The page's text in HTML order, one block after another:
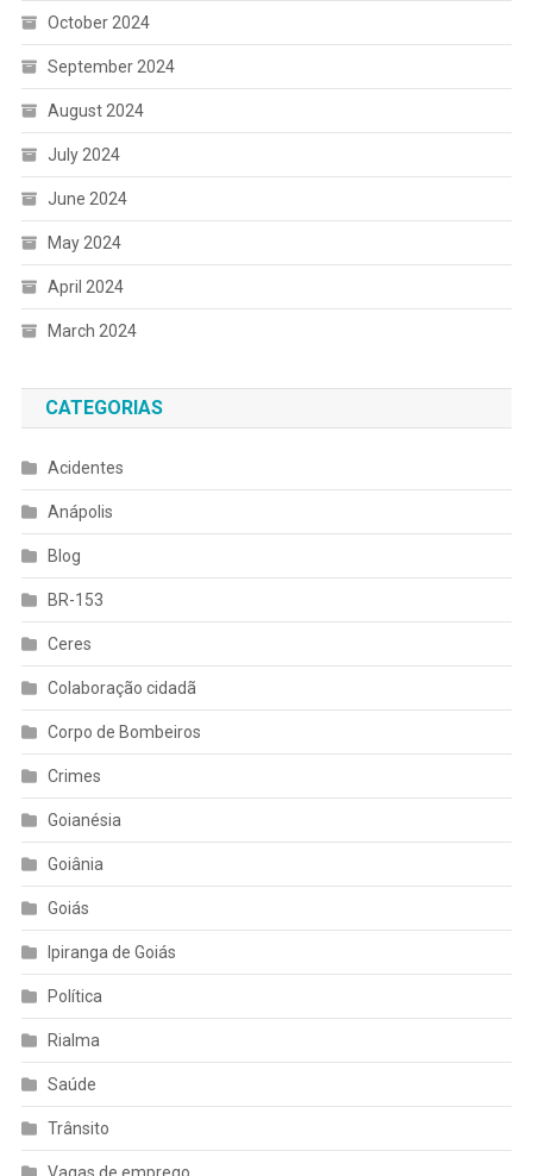
October 2024
September 2024
August 2024
July 2024
June 2024
May 2024
April 2024
March 2024
CATEGORIAS
Acidentes
Anápolis
Blog
BR-153
Ceres
Colaboração cidadã
Corpo de Bombeiros
Crimes
Goianésia
Goiânia
Goiás
Ipiranga de Goiás
Política
Rialma
Saúde
Trânsito